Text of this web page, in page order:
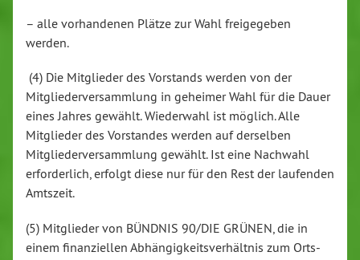
– alle vorhandenen Plätze zur Wahl freigegeben
werden.
(4) Die Mitglieder des Vorstands werden von der
Mitgliederversammlung in geheimer Wahl für die Dauer
eines Jahres gewählt. Wiederwahl ist möglich. Alle
Mitglieder des Vorstandes werden auf derselben
Mitgliederversammlung gewählt. Ist eine Nachwahl
erforderlich, erfolgt diese nur für den Rest der laufenden
Amtszeit.
(5) Mitglieder von BÜNDNIS 90/DIE GRÜNEN, die in
einem finanziellen Abhängigkeitsverhältnis zum Orts-